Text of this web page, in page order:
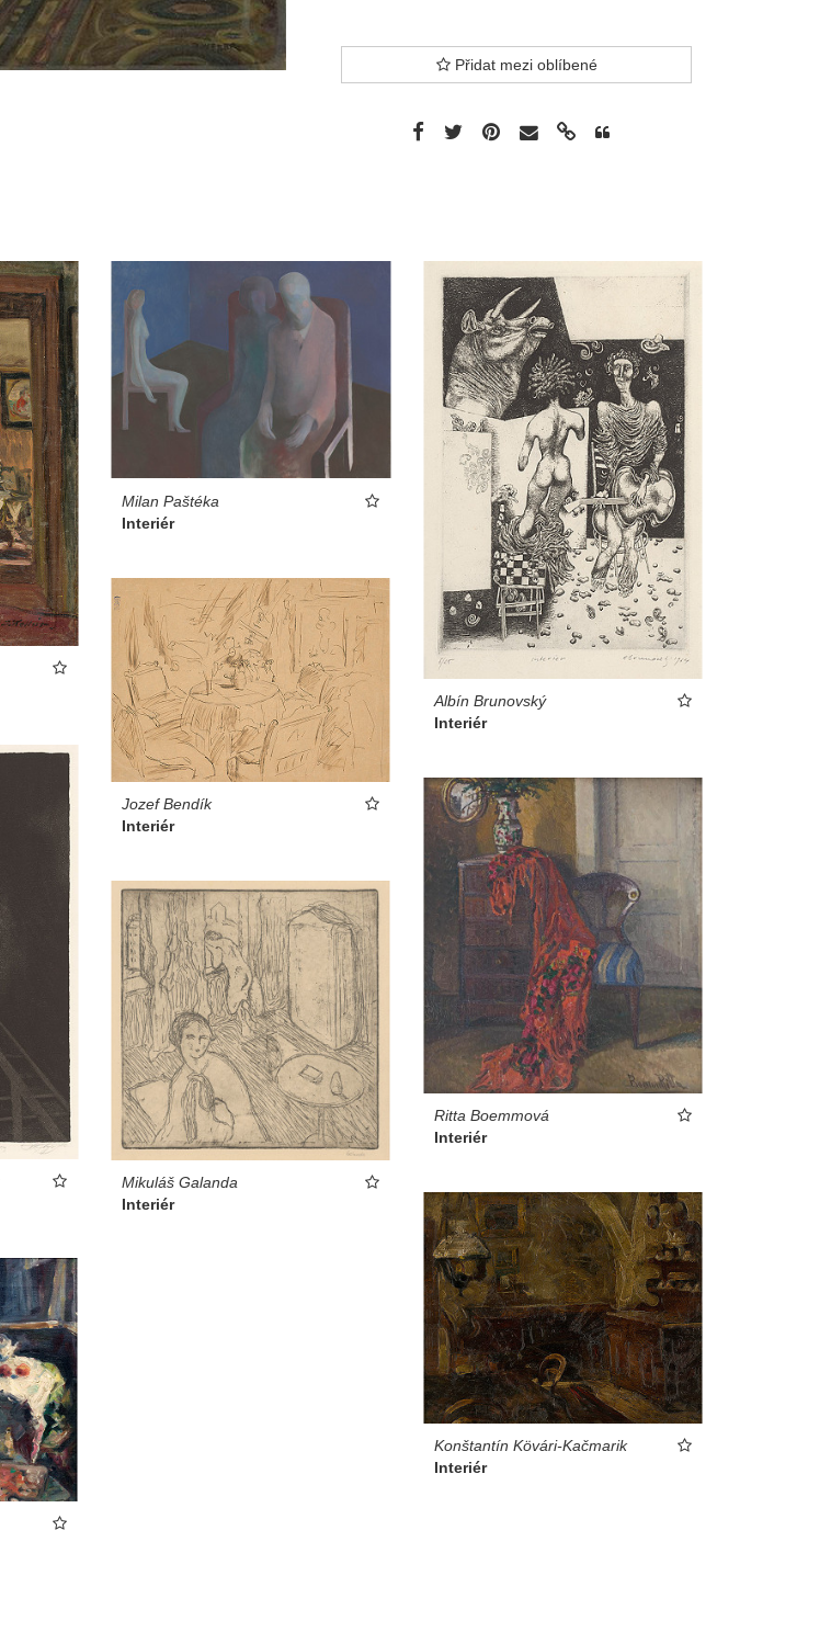
Přidat mezi oblíbené
Milan Paštéka
Interiér
Albín Brunovský
Interiér
Jozef Bendík
Interiér
Ritta Boemmová
Interiér
Mikuláš Galanda
Interiér
Konštantín Kövári-Kačmarik
Interiér